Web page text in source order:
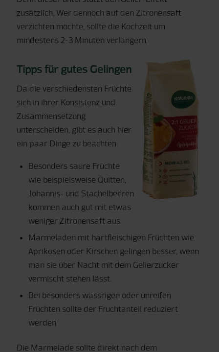
zusätzlich. Wer dennoch auf den Zitronensaft
verzichten möchte, sollte die Kochzeit um
mindestens 2-3 Minuten verlängern.
Tipps für gutes Gelingen
Da die verschiedensten Früchte
sich in ihrer Konsistenz und
Zusammensetzung
unterscheiden, gibt es auch hier
ein paar Dinge zu beachten:
Besonders saure Früchte
wie beispielsweise Quitten,
Johannis- und Stachelbeeren
kommen auch gut mit etwas
weniger Zitronensaft aus.
Marmeladen mit hartfleischigen Früchten wie
Aprikosen oder Kirschen gelingen besser, wenn
man sie über Nacht mit dem Gelierzucker
vermischt stehen lässt.
Bei besonders wässrigen oder unreifen
Früchten sollte der Fruchtanteil reduziert
werden.
Die Marmelade sollte direkt nach dem